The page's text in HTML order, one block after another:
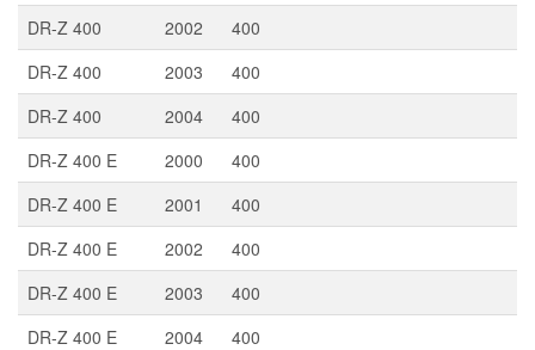
DR-Z 400
2002
400
DR-Z 400
2003
400
DR-Z 400
2004
400
DR-Z 400 E
2000
400
DR-Z 400 E
2001
400
DR-Z 400 E
2002
400
DR-Z 400 E
2003
400
DR-Z 400 E
2004
400